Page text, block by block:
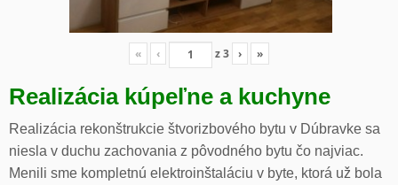
« ‹ z3 › »
Realizácia kúpeľne a kuchyne
Realizácia rekonštrukcie štvorizbového bytu v Dúbravke sa
niesla v duchu zachovania z pôvodného bytu čo najviac.
Menili sme kompletnú elektroinštaláciu v byte, ktorá už bola